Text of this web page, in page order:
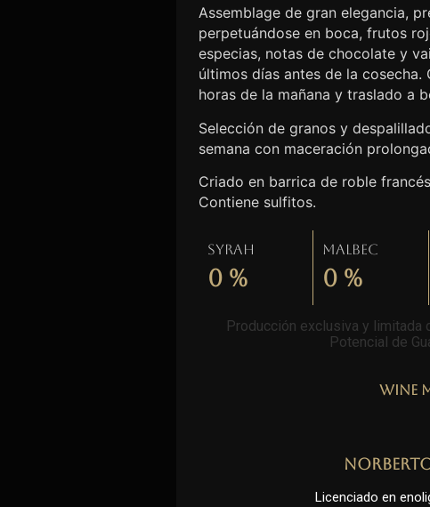
Assemblage de gran elegancia,
perpetuándose en boca, frutos
especias, notas de chocolate y
últimos días antes de la cosecha.
horas de la mañana y traslado a
Selección de granos y
semana con maceración
Criado en barrica de roble
Contiene sulfitos.
Syrah
0 %
Malbec
0 %
Producción exclusiva y limitada
Potencial de
Wine
Licenciado en